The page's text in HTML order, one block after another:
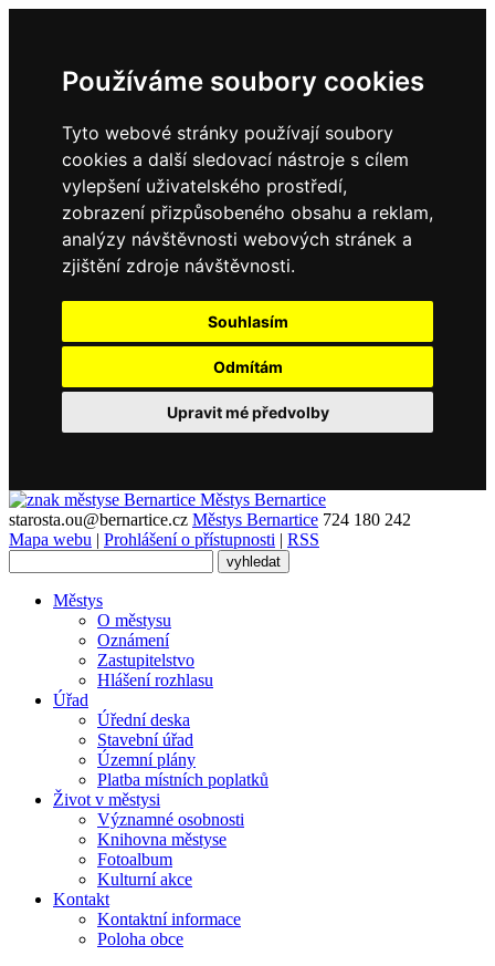
Používáme soubory cookies
Tyto webové stránky používají soubory
cookies a další sledovací nástroje s cílem
vylepšení uživatelského prostředí,
zobrazení přizpůsobeného obsahu a reklam,
analýzy návštěvnosti webových stránek a
zjištění zdroje návštěvnosti.
Souhlasím
Odmítám
Upravit mé předvolby
Městys Bernartice
starosta.ou@bernartice.cz Městys Bernartice 724 180 242
Mapa webu | Prohlášení o přístupnosti | RSS
Městys
O městysu
Oznámení
Zastupitelstvo
Hlášení rozhlasu
Úřad
Úřední deska
Stavební úřad
Územní plány
Platba místních poplatků
Život v městysi
Významné osobnosti
Knihovna městyse
Fotoalbum
Kulturní akce
Kontakt
Kontaktní informace
Poloha obce